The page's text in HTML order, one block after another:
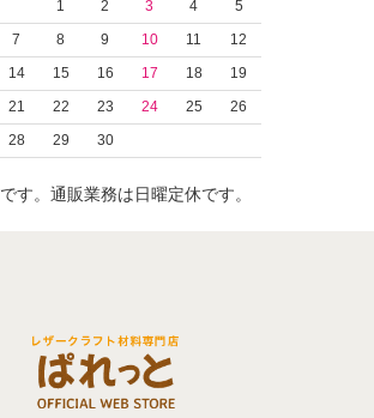
1
2 3 4
5
7 8 9 10 11
12
14 15 16 17 18
19
21 22 23 24 25
26
28 29 30
す。通販業務は日曜定休です。